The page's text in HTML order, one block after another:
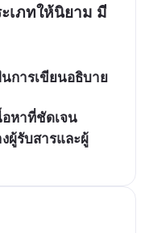
เภทให้นิยาม มี
การเขียนอธิบาย
อหาที่ชัดเจน
ผู้รับสารและผู้